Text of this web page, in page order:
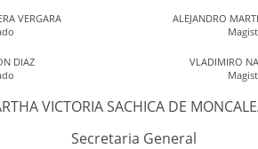
VERGARA
ALEJANDRO
DIAZ
VLADIMIRO
VICTORIA SACHICA DE
Secretaria General